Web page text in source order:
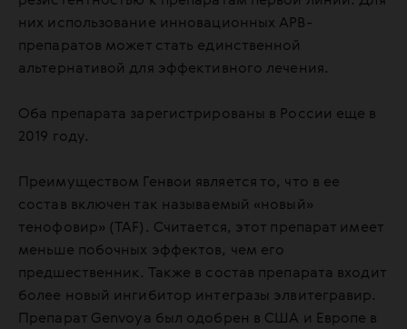
них использование инновационных АРВ-
препаратов может стать единственной
альтернативой для эффективного лечения.
Оба препарата зарегистрированы в России еще в
2019 году.
Преимуществом Генвои является то, что в ее
состав включен так называемый «новый»
тенофовир» (TAF). Считается, этот препарат имеет
меньше побочных эффектов, чем его
предшественник. Также в состав препарата входит
более новый ингибитор интегразы элвитегравир.
Препарат Genvoya был одобрен в США и Европе в